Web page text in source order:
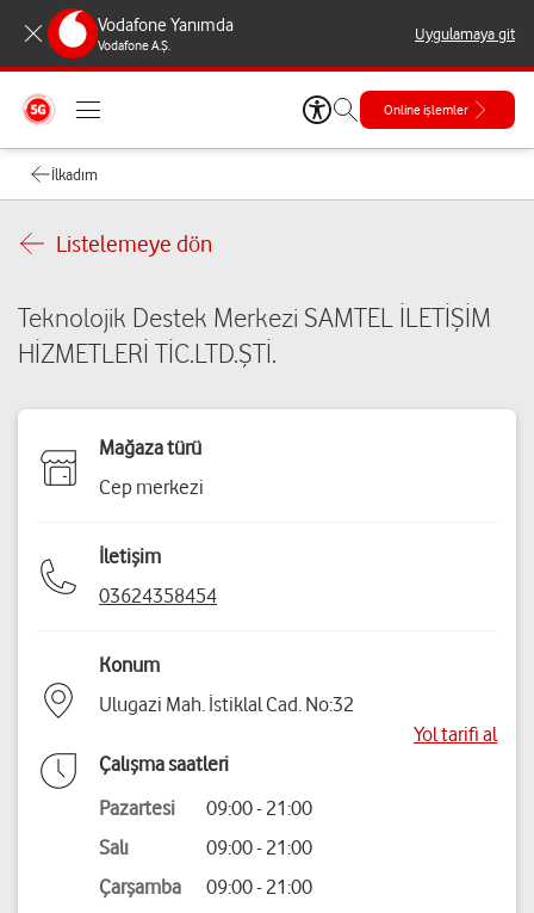
Vodafone Yanımda
Vodafone A.Ş.
Uygulamaya git
Online işlemler
İlkadım
Listelemeye dön
Teknolojik Destek Merkezi SAMTEL İLETİŞİM
HİZMETLERİ TİC.LTD.ŞTİ.
Mağaza türü
Cep merkezi
İletişim
03624358454
Konum
Ulugazi Mah. İstiklal Cad. No:32
Yol tarifi al
Çalışma saatleri
Pazartesi
09:00 - 21:00
Salı
09:00 - 21:00
Çarşamba
09:00 - 21:00